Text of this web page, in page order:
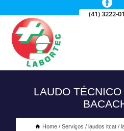
(41) 3222-
LAUDO TÉCNICO
Home Serviços laudos ltcat